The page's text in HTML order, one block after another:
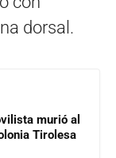
dorsal.
murió al
Tirolesa